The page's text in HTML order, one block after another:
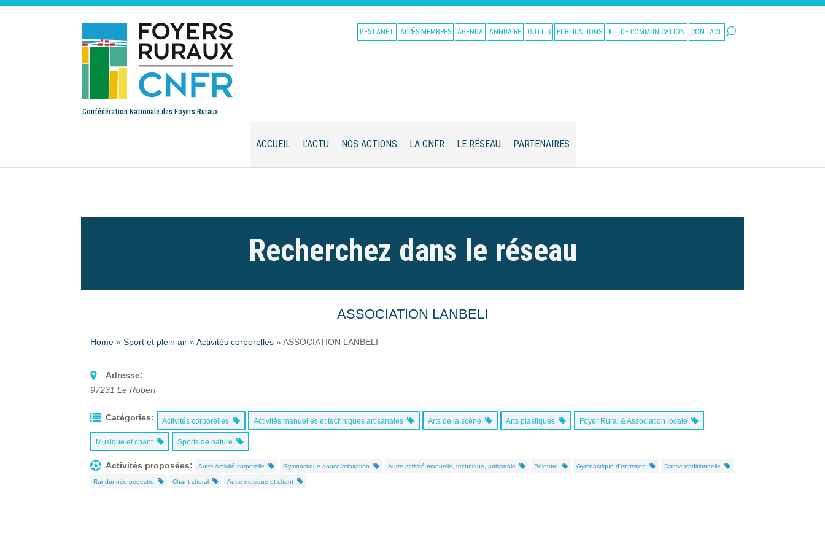
Confédération Nationale des Foyers Ruraux
GESTANET ACCÈS MEMBRES AGENDA ANNUAIRE OUTILS PUBLICATIONS KIT DE COMMUNICATION CONTACT
ACCUEIL L’ACTU NOS ACTIONS LA CNFR LE RÉSEAU PARTENAIRES
Recherchez dans le réseau
ASSOCIATION LANBELI
Home » Sport et plein air » Activités corporelles » ASSOCIATION LANBELI
Adresse:
97231 Le Robert
Catégories: Activités corporelles Activités manuelles et techniques artisanales Arts de la scène Arts plastiques Foyer Rural & Association locale
Musique et chant Sports de nature
Activités proposées: Autre Activité corporelle Gymnastique douce/relaxation Autre activité manuelle, technique, artisanale Peinture Gymnastique d'entretien Danse traditionnelle
Randonnée pédestre Chant choral Autre musique et chant